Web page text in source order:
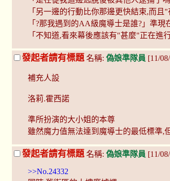
「另一邊的行動比你那邊更快結束,而
「?那我遇到的AA級魔導士是誰?」準
「不知道,看來幕後應該有"甚麼"正在進行
發起者請有標題 名稱: 偽娘準隊員 [11/
補充人設
洛莉.霍西諾
準所扮演的大小姐的本尊
雖然魔力值無法達到魔導士的最低標準,
發起者請有標題 名稱: 偽娘準隊員 [11/
>>No.24332